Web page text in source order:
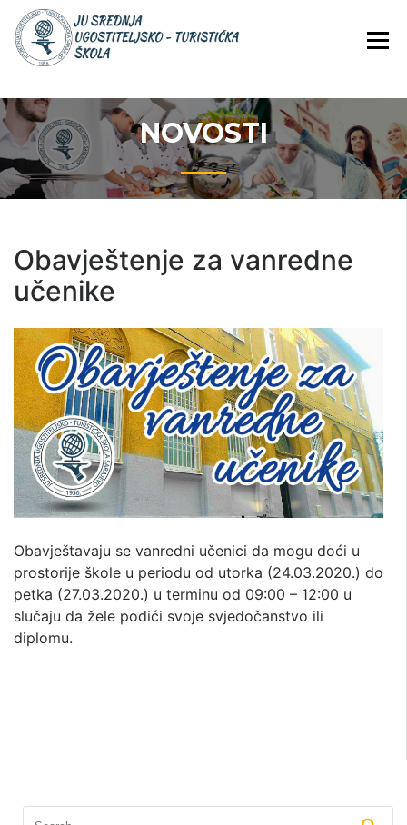
Skip
content
JU SREDNJA
NOVOSTI
Obavještenje za vanredne
učenike
Obavještavaju se vanredni učenici da mogu doći u
prostorije škole u periodu od utorka (24.03.2020.) do
petka (27.03.2020.) u terminu od 09:00 – 12:00 u
slučaju da žele podići svoje svjedočanstvo ili
diplomu.